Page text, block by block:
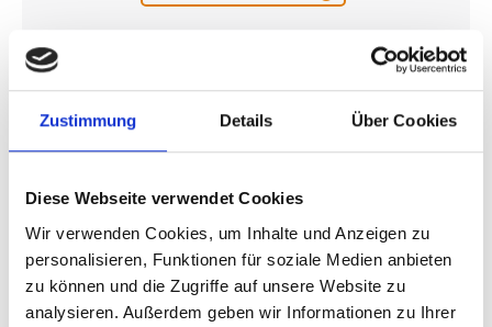
Zustimmung Details Über Cookies
Diese Webseite verwendet Cookies
Wir verwenden Cookies, um Inhalte und Anzeigen zu
personalisieren, Funktionen für soziale Medien anbieten
zu können und die Zugriffe auf unsere Website zu
analysieren. Außerdem geben wir Informationen zu Ihrer
€ 235
Pakete anzeigen
Serie A